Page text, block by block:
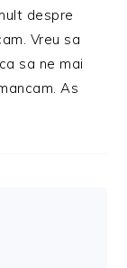
despre
Vreu sa
sa ne mai
As